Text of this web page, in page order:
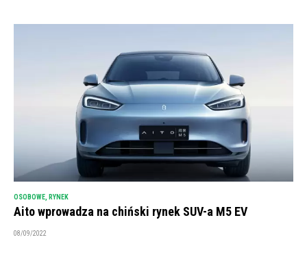
OSOBOWE RYNEK
Aito wprowadza na chiński rynek SUV-a M5 EV
08/09/2022